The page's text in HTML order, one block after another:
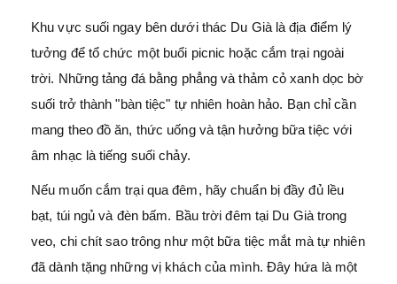
Khu vực suối ngay bên dưới thác Du Già là địa điểm lý
tưởng để tổ chức một buổi picnic hoặc cắm trại ngoài
trời. Những tảng đá bằng phẳng và thảm cỏ xanh dọc bờ
suối trở thành "bàn tiệc" tự nhiên hoàn hảo. Bạn chỉ cần
mang theo đồ ăn, thức uống và tận hưởng bữa tiệc với
âm nhạc là tiếng suối chảy.
Nếu muốn cắm trại qua đêm, hãy chuẩn bị đầy đủ lều
bạt, túi ngủ và đèn bấm. Bầu trời đêm tại Du Già trong
veo, chi chít sao trông như một bữa tiệc mắt mà tự nhiên
đã dành tặng những vị khách của mình. Đây hứa là một